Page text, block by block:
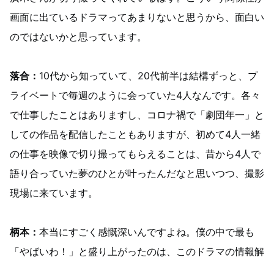
画面に出ているドラマってあまりないと思うから、面白い
のではないかと思っています。
落合： 10代から知っていて、20代前半は結構ずっと、プ
ライベートで毎週のように会っていた4人なんです。各々
で仕事したことはありますし、コロナ禍で「劇団年一」と
しての作品を配信したこともありますが、初めて4人一緒
の仕事を映像で切り撮ってもらえることは、昔から4人で
語り合っていた夢のひとが叶ったんだなと思いつつ、撮影
現場に来ています。
柄本： 本当にすごく感慨深いんですよね。僕の中で最も
「やばいわ！」と盛り上がったのは、このドラマの情報解